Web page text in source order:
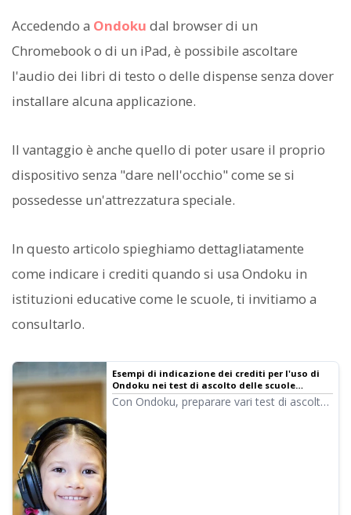
Accedendo a Ondoku dal browser di un
Chromebook o di un iPad, è possibile ascoltare
l'audio dei libri di testo o delle dispense senza dover
installare alcuna applicazione.
Il vantaggio è anche quello di poter usare il proprio
dispositivo senza "dare nell'occhio" come se si
possedesse un'attrezzatura speciale.
In questo articolo spieghiamo dettagliatamente
come indicare i crediti quando si usa Ondoku in
istituzioni educative come le scuole, ti invitiamo a
consultarlo.
Esempi di indicazione dei crediti per l'uso di
Ondoku nei test di ascolto delle scuole
pubbliche e istituzioni educative | Software di
sintesi vocale Ondoku
Con Ondoku, preparare vari test di ascolto